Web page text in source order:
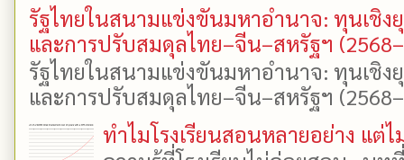
รัฐไทยในสนามแข่งขันมหาอำนาจ: ทุนเชิง
และการปรับสมดุลไทย–จีน–สหรัฐฯ
รัฐไทยในสนามแข่งขันมหาอำนาจ: ทุนเชิง
และการปรับสมดุลไทย–จีน–สหรัฐฯ
ทำไมโรงเรียนสอนหลายอย่าง แต่ไ